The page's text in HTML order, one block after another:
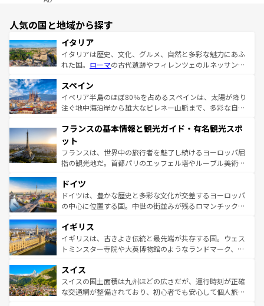
人気の国と地域から探す
イタリア
イタリアは歴史、文化、グルメ、自然と多彩な魅力にあふ
れた国。 ローマの古代遺跡やフィレンツェのルネッサンス
ろん、トスカーナの美しい田園風景やアマルフィ海岸の絶
景など、自然景観も見逃せない。観光の合間には、本場の
ピザやパスタなど、絶品のイタリア料理を堪能することも
ませてくれるイタリアで、忘れられない旅をしてみよう！
なお、新着のイタリア情報は
しい。
スペイン
イベリア半島のほぼ80％を占めるスペインは、太陽が降り
注ぐ地中海沿岸から雄大なピレネー山脈まで、多彩な自然
文化が根付くこの国では、情熱的なフラメンコ、熱気あふ
れる闘牛、そして美味しいタパスが生活の一部となってい
る。首都マドリードの洗練された雰囲気や、バルセロナの
アートに溢れた街角から、地方では古代ローマ遺跡や中世
せる。地方によって風土や気候が異なるスペインはその個
性で訪れる人を魅了する。 なお、新着のスペイン情報は コ
ンテンツ一覧を参照してほしい。
フランスの基本情報と観光ガイド・有名観光スポ
ット
フランスは、世界中の旅行者を魅了し続けるヨーロッパ屈
指の観光地だ。首都パリのエッフェル塔やルーブル美術館
で、幅広い魅力が詰まっている。華麗な宮殿、歴史的な大
聖堂、美しいビーチ、そして豊かな自然が、訪れる者を心
から魅了する。また、フランスは美食の国としても知ら
いる。シャンパンの発祥地であるランス、プロヴァンスの
香り高いラベンダー畑など、多彩な楽しみ方が可能だ。さ
らに、パリ以外の地域にも魅力が溢れており、どの街角に
れる地方に足を運ぶとそれぞれで全く異なる文化を体験で
きるだろう。 なお、新着のフランス情報はコンテンツ一覧
を参照してほしい。
ドイツ
ドイツは、豊かな歴史と多彩な文化が交差するヨーロッパ
の中心に位置する国。中世の街並みが残るロマンチック街
顔を持つこの国は、どこを歩いても飽きることがない。ベ
ルリンの文化的活気、バイエルン州のアルプスの絶景、そ
してライン川沿いのワイン畑といった風景は必見。ビール
は、お酒好きな人にはぜひ体験してほしい。 なお、新着の
ドイツ情報はコンテンツ一覧を参照してほしい。
イギリス
イギリスは、古きよき伝統と最先端が共存する国。ウェス
トミンスター寺院や大英博物館のようなランドマーク、歴
リアごとに異なる魅力がある。また、優雅なアフタヌーン
ティー、ビール好きにはたまらない英国パブ、サッカー観
戦など、本場だからこそできる体験も豊富。イギリスを旅
スイス
スイスの国土面積は九州ほどの広さだが、運行時刻が正確
な交通網が整備されており、初心者でも安心して個人旅行